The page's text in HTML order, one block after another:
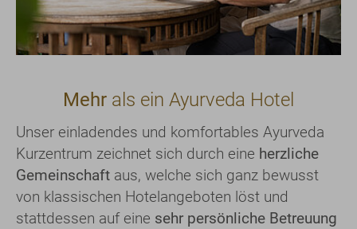
Mehr als ein Ayurveda Hotel
Unser einladendes und komfortables Ayurveda
Kurzentrum zeichnet sich durch eine herzliche
Gemeinschaft aus, welche sich ganz bewusst
von klassischen Hotelangeboten löst und
stattdessen auf eine sehr persönliche Betreuung